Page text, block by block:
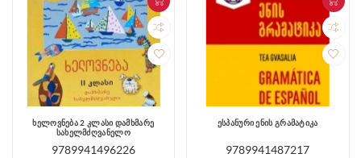
ხელოვნება 2 კლასი დამხმარე
სახელმძღვანელო
9789941496226
ესპანური ენის გრამატიკა
9789941487217